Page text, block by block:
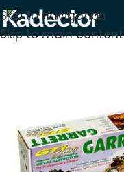
Skip to navigation
Skip to main content